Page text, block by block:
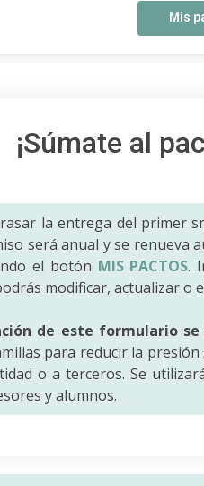
Mis
¡Súmate al
la entrega del primer
será anual y se renueva
el botón MIS PACTOS.
modificar, actualizar o
de este formulario
para reducir la
o a terceros. Se
y alumnos.